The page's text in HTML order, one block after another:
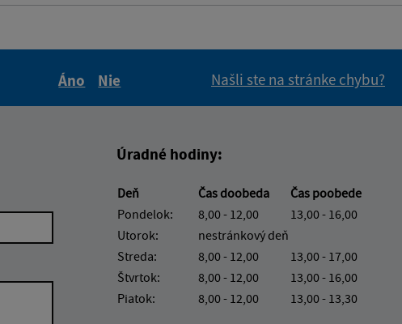
Áno
Nie
Našli ste na stránke chybu?
Úradné hodiny:
Deň Čas doobeda
Čas poobede
Pondelok:
8,00 - 12,00
13,00 - 16,00
Utorok:
nestránkový deň
Streda:
8,00 - 12,00
13,00 - 17,00
Štvrtok:
8,00 - 12,00
13,00 - 16,00
Piatok:
8,00 - 12,00 13,00 - 13,30